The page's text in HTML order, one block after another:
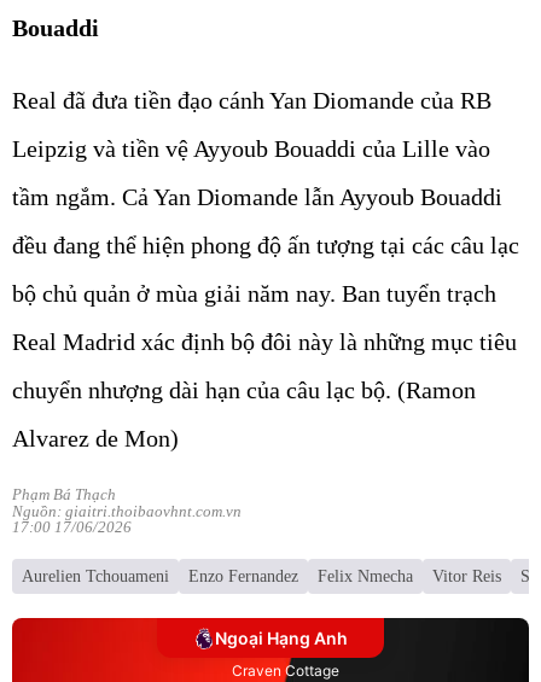
Bouaddi
Real đã đưa tiền đạo cánh Yan Diomande của RB
Leipzig và tiền vệ Ayyoub Bouaddi của Lille vào
tầm ngắm. Cả Yan Diomande lẫn Ayyoub Bouaddi
đều đang thể hiện phong độ ấn tượng tại các câu lạc
bộ chủ quản ở mùa giải năm nay. Ban tuyển trạch
Real Madrid xác định bộ đôi này là những mục tiêu
chuyển nhượng dài hạn của câu lạc bộ. (Ramon
Alvarez de Mon)
Phạm Bá Thạch
Nguồn: giaitri.thoibaovhnt.com.vn
17:00 17/06/2026
Aurelien Tchouameni Enzo Fernandez Felix Nmecha Vitor Reis
Ngoại Hạng Anh
Craven Cottage